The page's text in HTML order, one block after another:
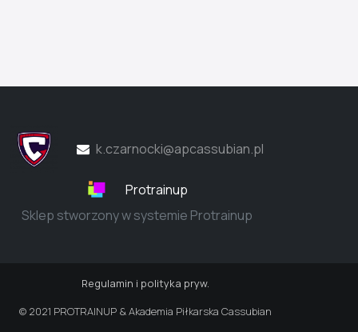
k.czarnocki@apcassubian.pl
Protrainup
Sklep stworzony w systemie Protrainup
© 2021 PROTRAINUP & Akademia Piłkarska Cassubian
Regulamin i polityka pryw.